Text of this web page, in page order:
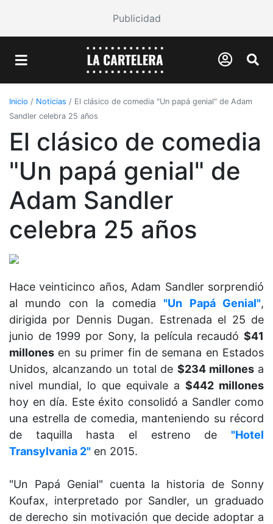
Publicidad
Inicio / Noticias / El clásico de comedia "Un papá genial" de Adam
Sandler celebra 25 años
El clásico de comedia
"Un papá genial" de
Adam Sandler
celebra 25 años
Hace veinticinco años, Adam Sandler sorprendió
al mundo con la comedia"Un Papá Genial",
dirigida por Dennis Dugan. Estrenada el 25 de
junio de 1999 por Sony, la película recaudó $41
millones en su primer fin de semana en Estados
Unidos, alcanzando un total de $234 millones a
nivel mundial, lo que equivale a $442 millones
hoy en día. Este éxito consolidó a Sandler como
una estrella de comedia, manteniendo su récord
de taquilla hasta el estreno de "Hotel
Transylvania 2" en 2015.
"Un Papá Genial" cuenta la historia de Sonny
Koufax, interpretado por Sandler, un graduado
de derecho sin motivación que decide adoptar a